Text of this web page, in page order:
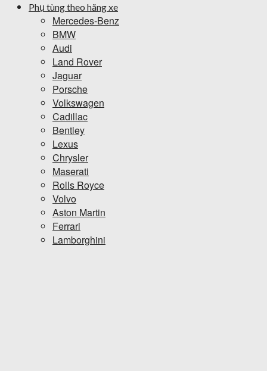
Phụ tùng theo hãng xe
Mercedes-Benz
BMW
Audi
Land Rover
Jaguar
Porsche
Volkswagen
Cadillac
Bentley
Lexus
Chrysler
Maserati
Rolls Royce
Volvo
Aston Martin
Ferrari
Lamborghini